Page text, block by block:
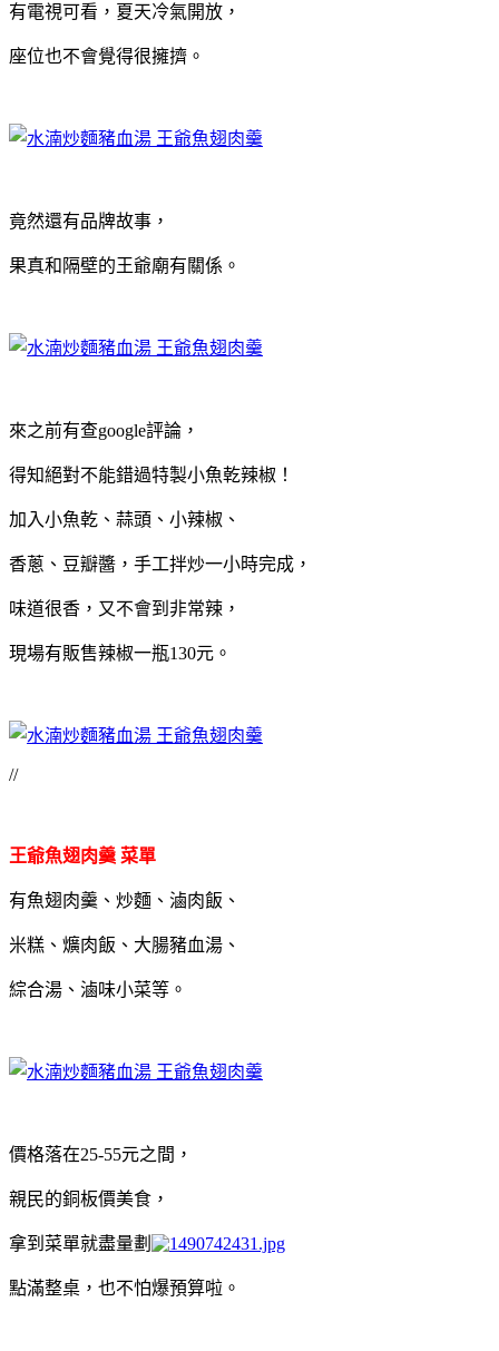
有電視可看，夏天冷氣開放，
座位也不會覺得很擁擠。
竟然還有品牌故事，
果真和隔壁的王爺廟有關係。
來之前有查google評論，
得知絕對不能錯過特製小魚乾辣椒！
加入小魚乾、蒜頭、小辣椒、
香蔥、豆瓣醬，手工拌炒一小時完成，
味道很香，又不會到非常辣，
現場有販售辣椒一瓶130元。
//
王爺魚翅肉羹 菜單
有魚翅肉羹、炒麵、滷肉飯、
米糕、爌肉飯、大腸豬血湯、
綜合湯、滷味小菜等。
價格落在25-55元之間，
親民的銅板價美食，
拿到菜單就盡量劃
點滿整桌，也不怕爆預算啦。